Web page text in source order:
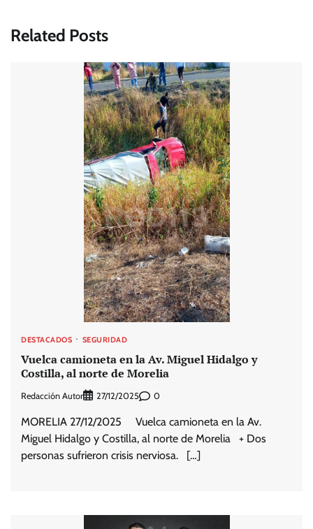
Related Posts
DESTACADOS SEGURIDAD
Vuelca camioneta en la Av. Miguel Hidalgo y
Costilla, al norte de Morelia
Redacción Autor 27/12/2025 0
MORELIA 27/12/2025 Vuelca camioneta en la Av.
Miguel Hidalgo y Costilla, al norte de Morelia + Dos
personas sufrieron crisis nerviosa. […]